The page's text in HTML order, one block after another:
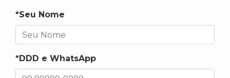
*Seu Nome
*DDD e WhatsApp